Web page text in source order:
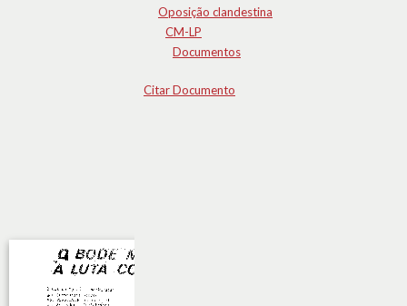
Oposição clandestina
CM-LP
Documentos
Citar Documento